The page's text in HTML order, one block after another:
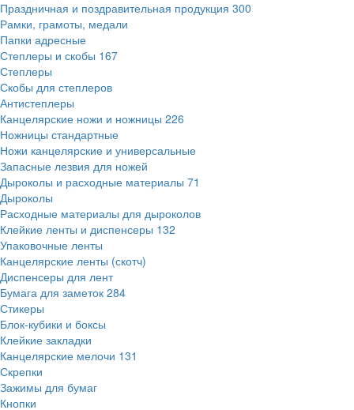
Праздничная и поздравительная продукция 300
Рамки, грамоты, медали
Папки адресные
Степлеры и скобы 167
Степлеры
Скобы для степлеров
Антистеплеры
Канцелярские ножи и ножницы 226
Ножницы стандартные
Ножи канцелярские и универсальные
Запасные лезвия для ножей
Дыроколы и расходные материалы 71
Дыроколы
Расходные материалы для дыроколов
Клейкие ленты и диспенсеры 132
Упаковочные ленты
Канцелярские ленты (скотч)
Диспенсеры для лент
Бумага для заметок 284
Стикеры
Блок-кубики и боксы
Клейкие закладки
Канцелярские мелочи 131
Скрепки
Зажимы для бумаг
Кнопки